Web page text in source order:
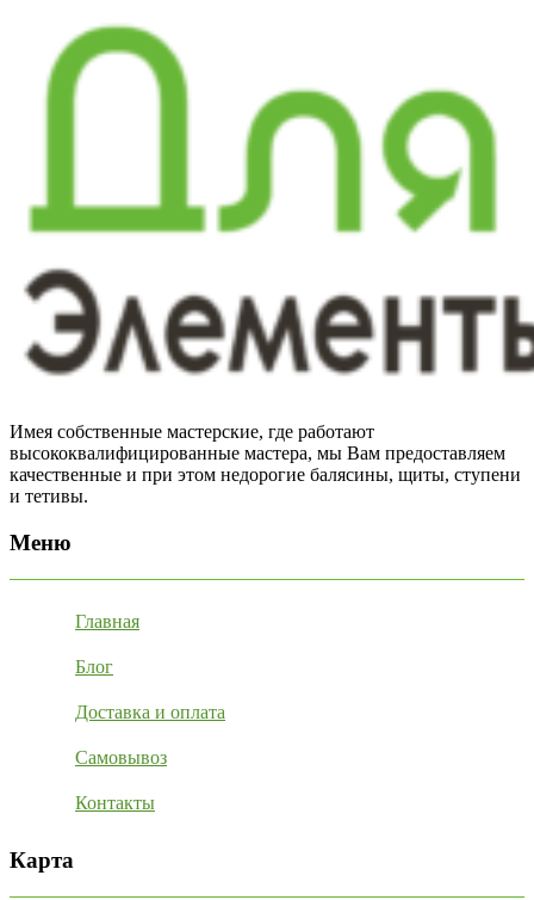
Имея собственные мастерские, где работают
высококвалифицированные мастера, мы Вам предоставляем
качественные и при этом недорогие балясины, щиты, ступени
и тетивы.
Меню
Главная
Блог
Доставка и оплата
Самовывоз
Контакты
Карта